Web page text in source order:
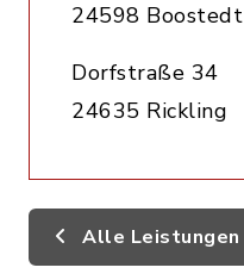
24598 Boostedt
Dorfstraße 34
24635 Rickling
Alle Leistungen